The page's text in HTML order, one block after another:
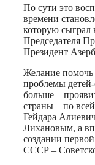
По сути это
времени
которую сыграл
Председателя
Президент
Желание помочь
проблемы
больше –
страны – по
Гейдара
Лихановым, а
создании
СССР –